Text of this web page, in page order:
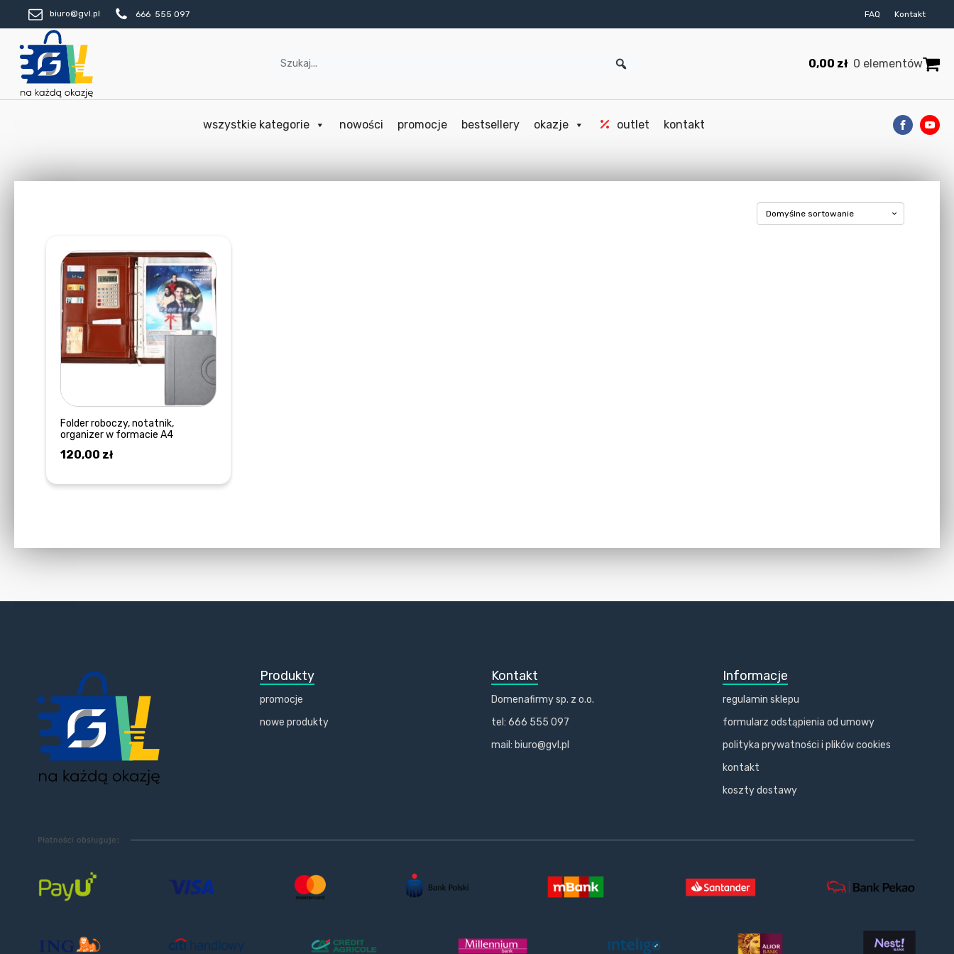
biuro@gvl.pl 666 555 097 FAQ Kontakt
0,00 zł 0 elementów
wszystkie kategorie nowości promocje bestsellery okazje outlet kontakt
Folder roboczy, notatnik,
organizer w formacie A4
120,00 zł
Produkty
promocje
nowe produkty
Kontakt
Domenafirmy sp. z o.o.
tel: 666 555 097
mail: biuro@gvl.pl
Informacje
regulamin sklepu
formularz odstąpienia od umowy
polityka prywatności i plików cookies
kontakt
koszty dostawy